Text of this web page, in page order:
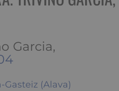
Garcia,
Gasteiz (Alava)